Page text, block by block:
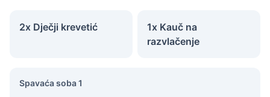
2x Dječji krevetić
1x Kauč na
razvlačenje
Spavaća soba 1